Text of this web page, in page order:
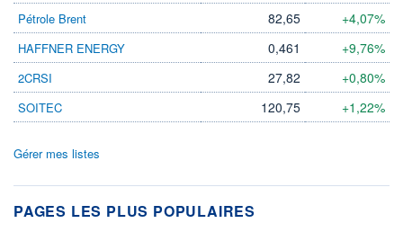
Pétrole Brent 82,65 +4,07%
HAFFNER ENERGY 0,461 +9,76%
2CRSI 27,82 +0,80%
SOITEC 120,75 +1,22%
Gérer mes listes
PAGES LES PLUS POPULAIRES